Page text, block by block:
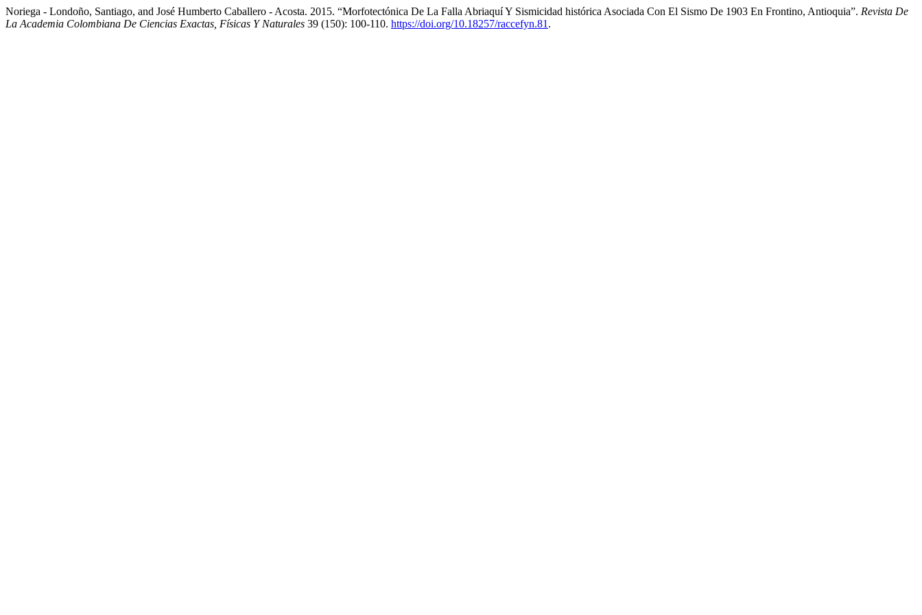
Noriega - Londoño, Santiago, and José Humberto Caballero - Acosta. 2015. “Morfotectónica De La Falla Abriaquí Y Sismicidad histórica Asociada Con El Sismo De 1903 En Frontino, Antioquia”. Revista De
La Academia Colombiana De Ciencias Exactas, Físicas Y Naturales 39 (150): 100-110. https://doi.org/10.18257/raccefyn.81 .